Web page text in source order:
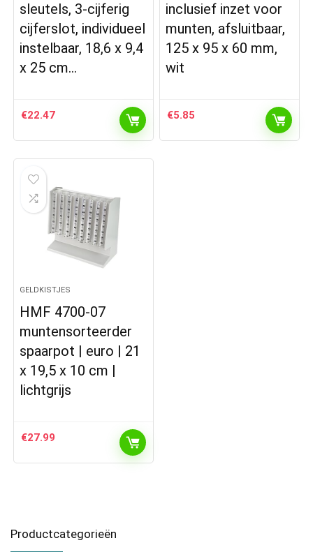
sleutels, 3-cijferig
cijferslot, individueel
instelbaar, 18,6 x 9,4
x 25 cm…
€22.47
inclusief inzet voor
munten, afsluitbaar,
125 x 95 x 60 mm,
wit
€5.85
GELDKISTJES
HMF 4700-07
muntensorteerder
spaarpot | euro | 21
x 19,5 x 10 cm |
lichtgrijs
€27.99
Productcategorieën